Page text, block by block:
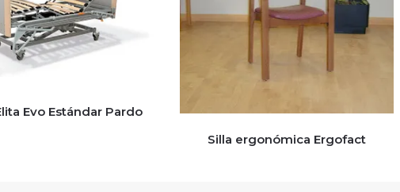
Evo Estándar Pardo
Silla ergonómica Ergofact